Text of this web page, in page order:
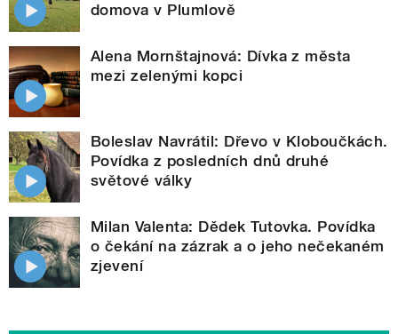
domova v Plumlově
Alena Mornštajnová: Dívka z města
mezi zelenými kopci
Boleslav Navrátil: Dřevo v Kloboučkách.
Povídka z posledních dnů druhé
světové války
Milan Valenta: Dědek Tutovka. Povídka
o čekání na zázrak a o jeho nečekaném
zjevení